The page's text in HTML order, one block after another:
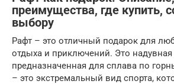
преимущества, где купить,
выбору
Рафт – это отличный подарок для
отдыха и приключений. Это надувная
предназначенная для сплава по
– это экстремальный вид спорта,